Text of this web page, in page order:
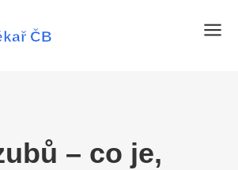
– co je,